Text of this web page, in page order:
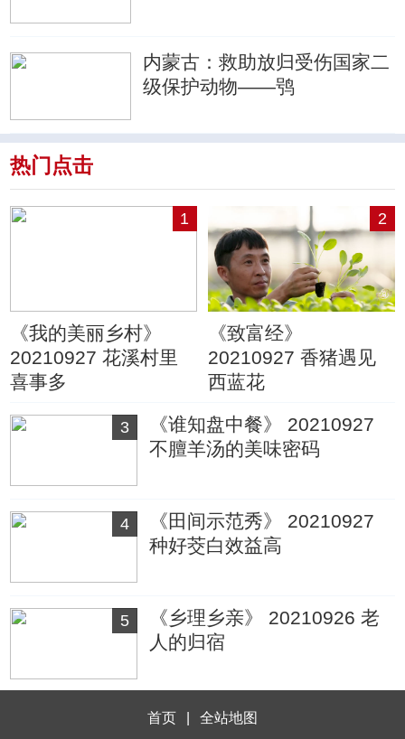
内蒙古：救助放归受伤国家二
级保护动物——鸮
热门点击
1
《我的美丽乡村》
20210927 花溪村里
喜事多
2
《致富经》
20210927 香猪遇见
西蓝花
3
《谁知盘中餐》 20210927
不膻羊汤的美味密码
4
《田间示范秀》 20210927
种好茭白效益高
5
《乡理乡亲》 20210926 老
人的归宿
首页 全站地图